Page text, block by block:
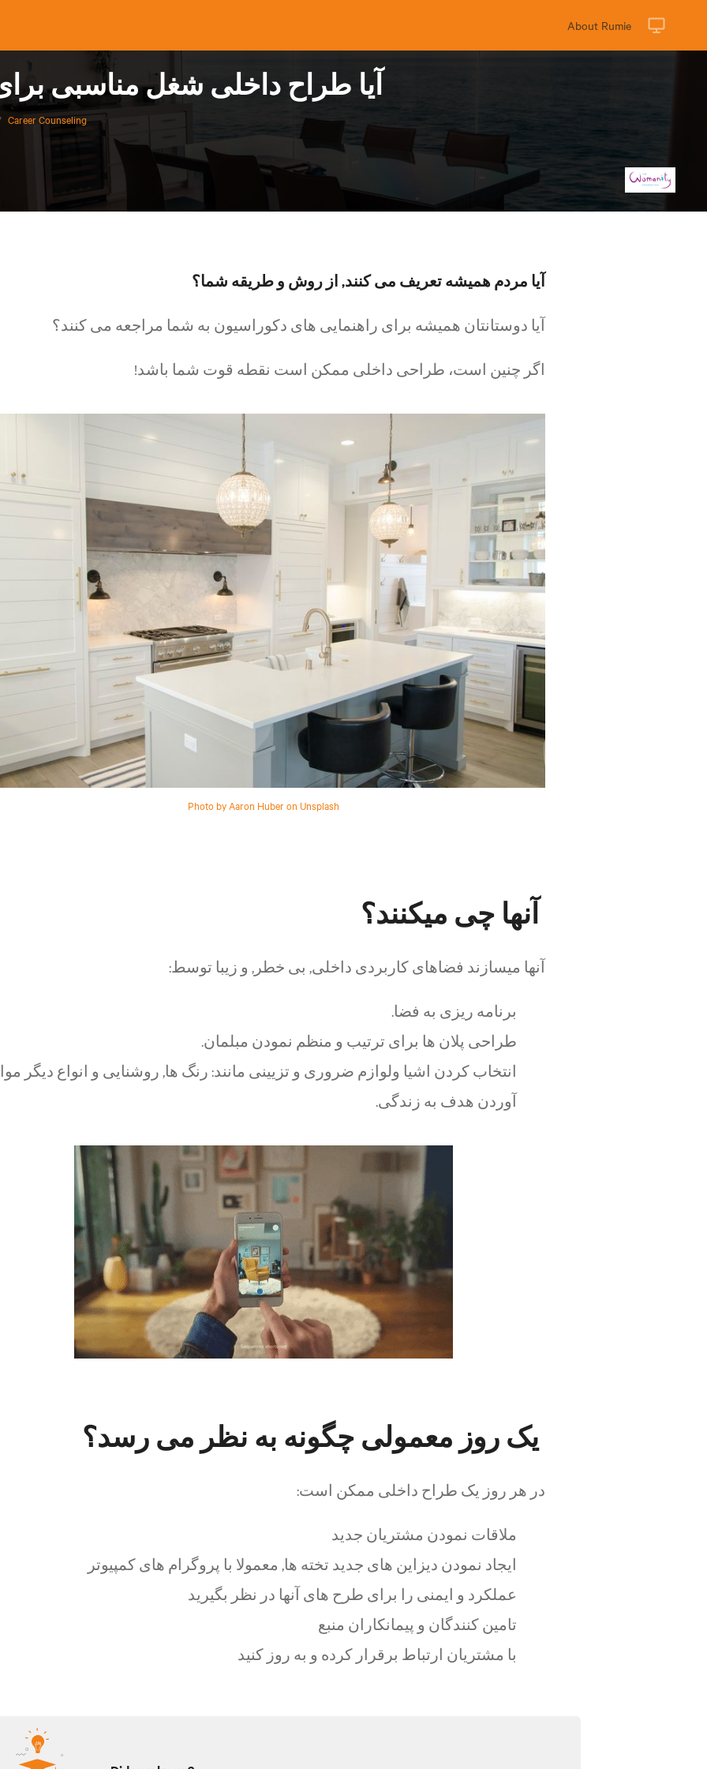
About Rumie
آیا طراح داخلی شغل مناسبی
Career Counseling
آیا مردم همیشه تعریف می کنند, از روش و طریقه شما؟
آیا دوستانتان همیشه برای راهنمایی های دکوراسیون به شما مراجعه می کنند؟
اگر چنین است، طراحی داخلی ممکن است نقطه قوت شما باشد!
Photo by Aaron Huber on Unsplash
آنها چی میکنند؟
آنها میسازند فضاهای کاربردی داخلی, بی خطر, و زیبا توسط:
برنامه ریزی به فضا.
طراحی پلان ها برای ترتیب و منظم نمودن مبلمان.
انتخاب کردن اشیا ولوازم ضروری و تزیینی مانند: رنگ ها, روشنایی و انواع دیگر
آوردن هدف به زندگی.
یک روز معمولی چگونه به نظر می رسد؟
در هر روز یک طراح داخلی ممکن است:
ملاقات نمودن مشتریان جدید
ایجاد نمودن دیزاین های جدید تخته ها, معمولا با پروگرام های کمپیوتر
عملکرد و ایمنی را برای طرح های آنها در نظر بگیرید
تامین کنندگان و پیمانکاران منبع
با مشتریان ارتباط برقرار کرده و به روز کنید